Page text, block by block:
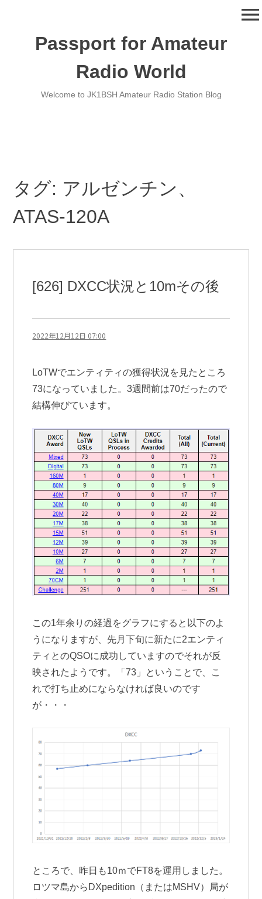
Passport for Amateur
Radio World
Welcome to JK1BSH Amateur Radio Station Blog
menu
タグ: アルゼンチン、
ATAS-120A
[626] DXCC状況と10mその後
2022年12月12日 07:00
LoTWでエンティティの獲得状況を見たところ
73になっていました。3週間前は70だったので
結構伸びています。
この1年余りの経過をグラフにすると以下のよ
うになりますが、先月下旬に新たに2エンティ
ティとのQSOに成功していますのでそれが反
映されたようです。「73」ということで、こ
れで打ち止めにならなければ良いのです
が・・・
ところで、昨日も10ｍでFT8を運用しました。
ロツマ島からDXpedition（またはMSHV）局が